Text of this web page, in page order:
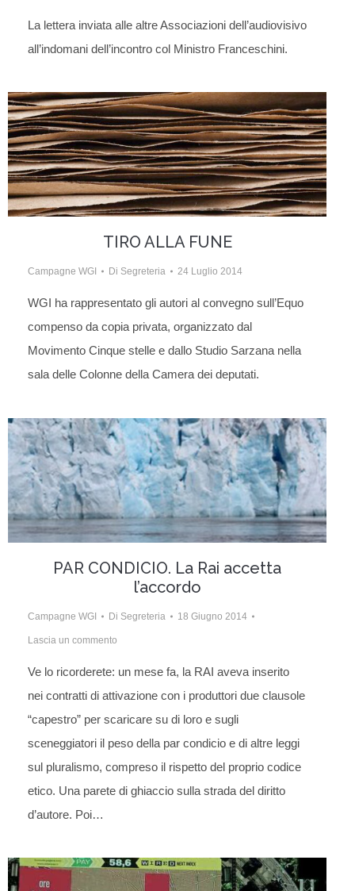
La lettera inviata alle altre Associazioni dell’audiovisivo
all’indomani dell’incontro col Ministro Franceschini.
TIRO ALLA FUNE
Campagne WGI Di Segreteria 24 Luglio 2014
WGI ha rappresentato gli autori al convegno sull’Equo
compenso da copia privata, organizzato dal
Movimento Cinque stelle e dallo Studio Sarzana nella
sala delle Colonne della Camera dei deputati.
PAR CONDICIO. La Rai accetta
l’accordo
Campagne WGI Di Segreteria 18 Giugno 2014
Lascia un commento
Ve lo ricorderete: un mese fa, la RAI aveva inserito
nei contratti di attivazione con i produttori due clausole
“capestro” per scaricare su di loro e sugli
sceneggiatori il peso della par condicio e di altre leggi
sul pluralismo, compreso il rispetto del proprio codice
etico. Una parete di ghiaccio sulla strada del diritto
d’autore. Poi…